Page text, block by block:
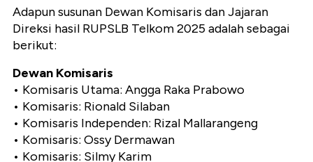
Adapun susunan Dewan Komisaris dan Jajaran
Direksi hasil RUPSLB Telkom 2025 adalah sebagai
berikut:
Dewan Komisaris
•⁠ ⁠Komisaris Utama: Angga Raka Prabowo
•⁠ ⁠Komisaris: Rionald Silaban
•⁠ ⁠Komisaris Independen: Rizal Mallarangeng
•⁠ ⁠Komisaris: Ossy Dermawan
•⁠ ⁠Komisaris: Silmy Karim